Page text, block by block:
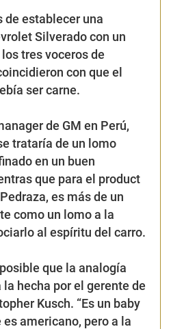
establecer una
Silveradocon un
tres voceros de
con que el
ser carne.
de GM en Perú,
trataría de un lomo
en un buen
que para el product
, es más de un
como un lomo a la
al espíritu del carro.
que la analogía
hecha por el gerente de
Kusch. “Es un baby
es americano, pero a la